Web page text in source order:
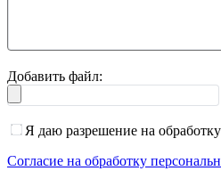
Добавить файл:
Я даю разрешение на
Согласие на обработку